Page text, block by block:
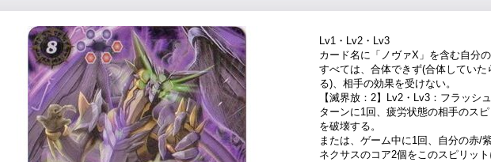
Lv1・Lv2・Lv3
カード名に「ノヴァX」を含む自分
すべては、合体できず(合体していた
る)、相手の効果を受けない。
【滅界放：2】Lv2・Lv3：フラッシュ
ターンに1回、疲労状態の相手のス
を破壊する。
または、ゲーム中に1回、自分の赤/
ネクサスのコア2個をこのスピリット